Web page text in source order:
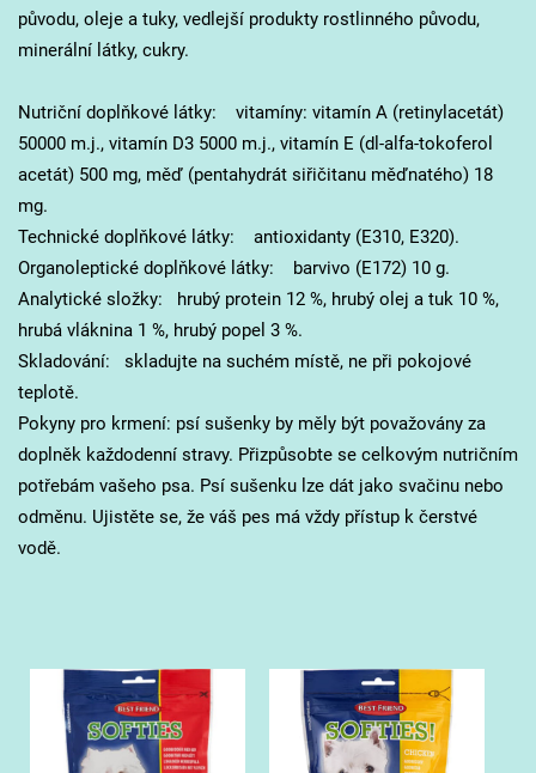
původu, oleje a tuky, vedlejší produkty rostlinného původu,
minerální látky, cukry.
Nutriční doplňkové látky: vitamíny: vitamín A (retinylacetát)
50000 m.j., vitamín D3 5000 m.j., vitamín E (dl-alfa-tokoferol
acetát) 500 mg, měď (pentahydrát siřičitanu měďnatého) 18
mg.
Technické doplňkové látky: antioxidanty (E310, E320).
Organoleptické doplňkové látky: barvivo (E172) 10 g.
Analytické složky: hrubý protein 12 %, hrubý olej a tuk 10 %,
hrubá vláknina 1 %, hrubý popel 3 %.
Skladování: skladujte na suchém místě, ne při pokojové
teplotě.
Pokyny pro krmení: psí sušenky by měly být považovány za
doplněk každodenní stravy. Přizpůsobte se celkovým nutričním
potřebám vašeho psa. Psí sušenku lze dát jako svačinu nebo
odměnu. Ujistěte se, že váš pes má vždy přístup k čerstvé
vodě.